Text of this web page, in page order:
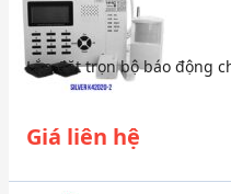
Lắp đặt trọn bộ báo động
Giá liên hệ